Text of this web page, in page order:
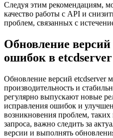
Следуя этим рекомендациям,
качество работы с API и
проблем, связанных с
Обновление
ошибок в etcdserver
Обновление версий etcdserver
производительность и
регулярно выпускают новые
исправления ошибок и
возникновения проблем, таких
запроса, важно следить за
версии и выполнять